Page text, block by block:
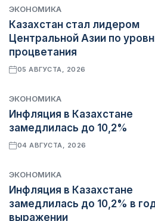
ЭКОНОМИКА
Казахстан стал лидером
Центральной Азии по
процветания
05 АВГУСТА, 2026
ЭКОНОМИКА
Инфляция в Казахстане
замедлилась до 10,2%
04 АВГУСТА, 2026
ЭКОНОМИКА
Инфляция в Казахстане
замедлилась до 10,2% в
выражении